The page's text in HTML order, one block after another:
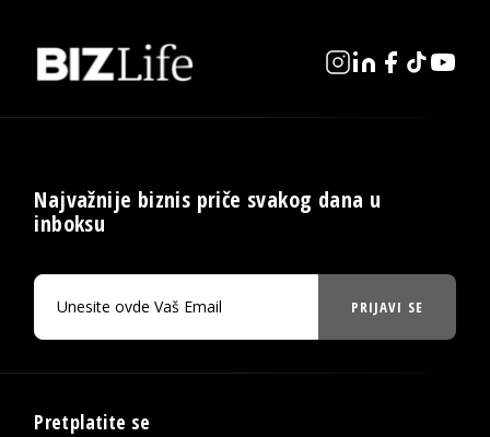
Najvažnije biznis priče svakog dana u
inboksu
PRIJAVI SE
Pretplatite se